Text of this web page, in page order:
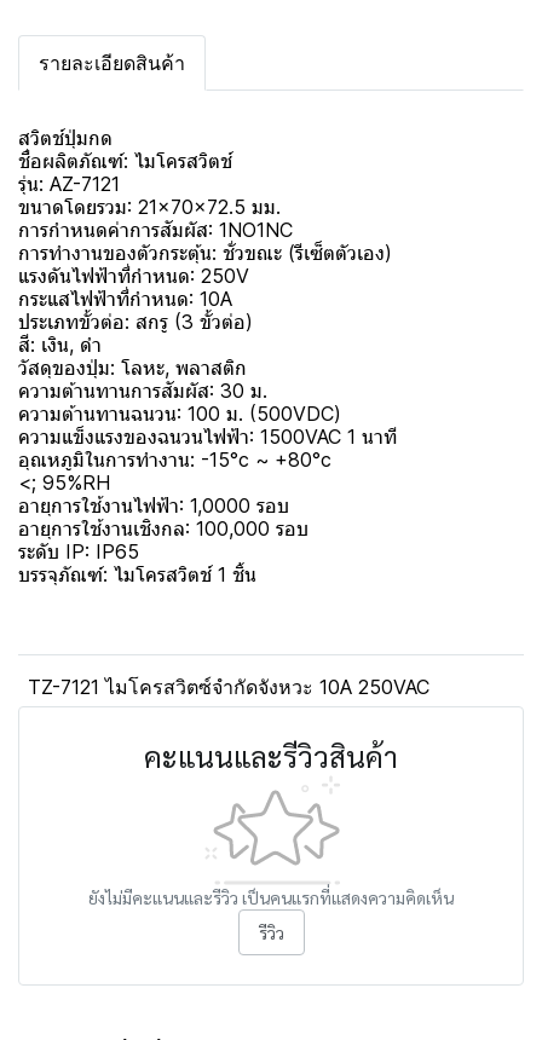
รายละเอียดสินค้า
สวิตช์ปุ่มกด
ชื่อผลิตภัณฑ์: ไมโครสวิตช์
รุ่น: AZ-7121
ขนาดโดยรวม: 21×70×72.5 มม.
การกำหนดค่าการสัมผัส: 1NO1NC
การทำงานของตัวกระตุ้น: ชั่วขณะ (รีเซ็ตตัวเอง)
แรงดันไฟฟ้าที่กำหนด: 250V
กระแสไฟฟ้าที่กำหนด: 10A
ประเภทขั้วต่อ: สกรู (3 ขั้วต่อ)
สี: เงิน, ดำ
วัสดุของปุ่ม: โลหะ, พลาสติก
ความต้านทานการสัมผัส: 30 ม.
ความต้านทานฉนวน: 100 ม. (500VDC)
ความแข็งแรงของฉนวนไฟฟ้า: 1500VAC 1 นาที
อุณหภูมิในการทำงาน: -15°c ~ +80°c
<; 95%RH
อายุการใช้งานไฟฟ้า: 1,0000 รอบ
อายุการใช้งานเชิงกล: 100,000 รอบ
ระดับ IP: IP65
บรรจุภัณฑ์: ไมโครสวิตช์ 1 ชิ้น
TZ-7121 ไมโครสวิตซ์จำกัดจังหวะ 10A 250VAC
คะแนนและรีวิวสินค้า
ยังไม่มีคะแนนและรีวิว เป็นคนแรกที่แสดงความคิดเห็น
รีวิว